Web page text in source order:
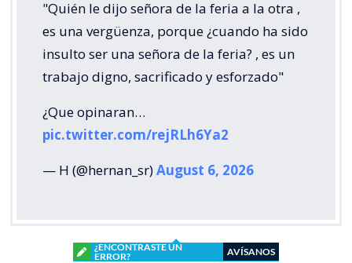
"Quién le dijo señora de la feria a la otra ,
es una vergüenza, porque ¿cuando ha sido
insulto ser una señora de la feria? , es un
trabajo digno, sacrificado y esforzado"
¿Que opinaran…
pic.twitter.com/rejRLh6Ya2
— H (@hernan_sr)August 6, 2026
¿ENCONTRASTE UN
ERROR?
AVÍSANOS